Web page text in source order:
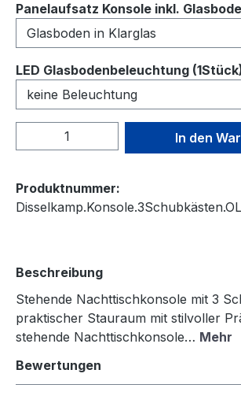
Panelaufsatz Konsole inkl.
LED Glasbodenbeleuchtung
Produkt Anzahl: Gib den
In den
Produktnummer:
Beschreibung
Stehende Nachttischkonsole mit 3
praktischer Stauraum mit stilvoller
stehende Nachttischkonsole… Mehr
Bewertungen